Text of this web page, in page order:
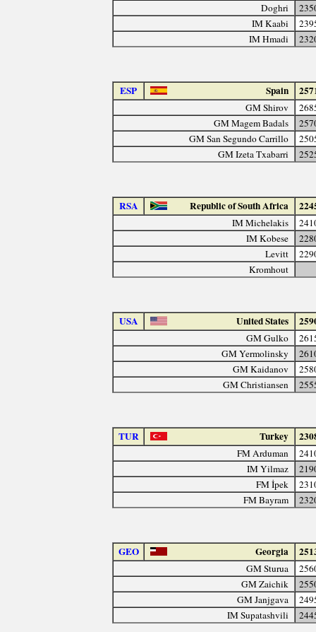
Doghri
IM Kaabi
IM Hmadi
ESP Spain
GM Shirov
GM Magem Badals
GM San Segundo Carrillo
GM Izeta Txabarri
RSA Republic of South Africa
IM Michelakis
IM Kobese
Levitt
Kromhout
USA United States
GM Gulko
GM Yermolinsky
GM Kaidanov
GM Christiansen
TUR Turkey
FM Arduman
IM Yilmaz
FM İpek
FM Bayram
GEO Georgia
GM Sturua
GM Zaichik
GM Janjgava
IM Supatashvili